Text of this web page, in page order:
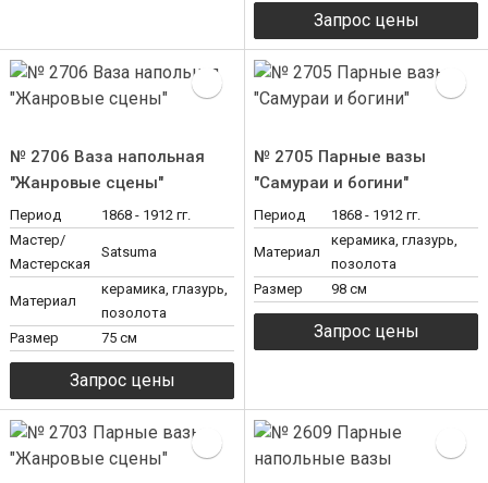
№ 2706 Ваза напольная
"Жанровые сцены"
Период
1868 - 1912 гг.
Мастер/
Мастерская
Satsuma
Материал
керамика, глазурь,
позолота
Размер
75 см
№ 2705 Парные вазы
"Самураи и богини"
Период 1868 - 1912 гг.
Материал
керамика, глазурь,
позолота
Размер
98 см